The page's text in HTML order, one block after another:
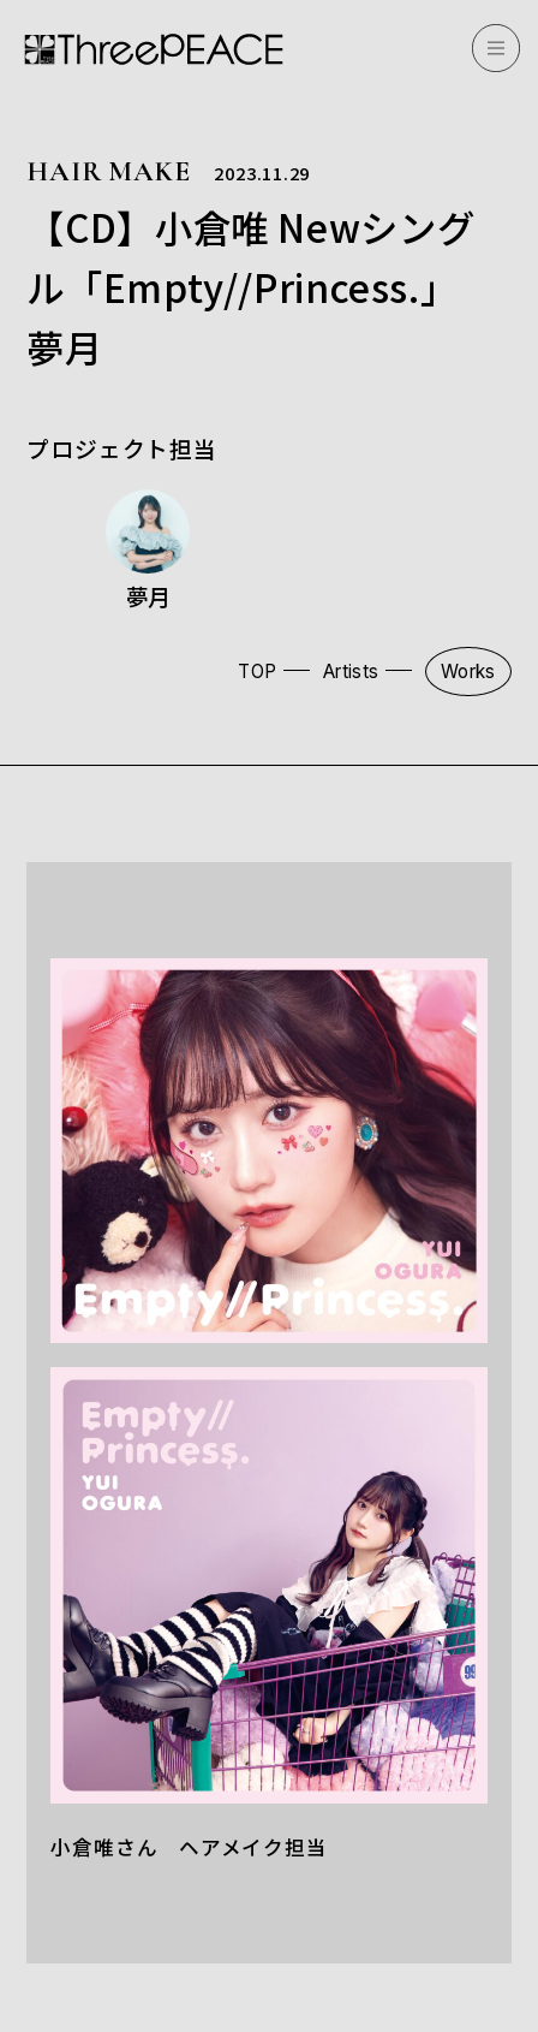
HAIR MAKE 2023.11.29
【CD】小倉唯 Newシング
ル「Empty//Princess.」
夢月
プロジェクト担当
夢月
TOP Artists Works
小倉唯さん ヘアメイク担当